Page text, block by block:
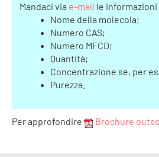
Mandaci via e-mail le
Nome della molecola;
Numero CAS;
Numero MFCD;
Quantità;
Concentrazione se, per
Purezza.
Per approfondire Brochure